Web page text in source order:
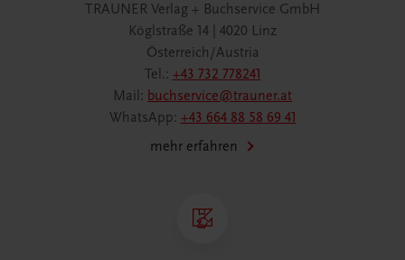
TRAUNER Verlag + Buchservice GmbH
Köglstraße 14 | 4020 Linz
Österreich/Austria
Tel.: +43 732 778241
Mail: buchservice@trauner.at
WhatsApp: +43 664 88 58 69 41
mehr erfahren